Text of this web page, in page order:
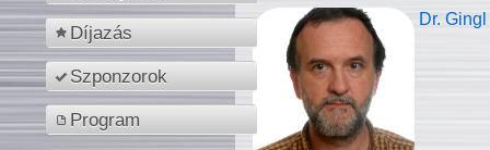
Díjazás
Szponzorok
Program
Dr.